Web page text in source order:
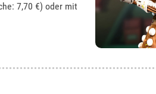
7,70 €) oder mit